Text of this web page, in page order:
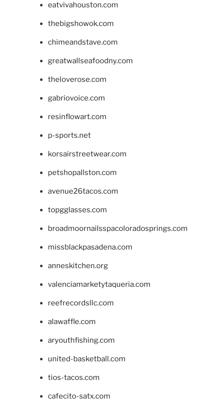
eatvivahouston.com
thebigshowok.com
chimeandstave.com
greatwallseafoodny.com
theloverose.com
gabriovoice.com
resinflowart.com
p-sports.net
korsairstreetwear.com
petshopallston.com
avenue26tacos.com
topgglasses.com
broadmoornailsspacoloradosprings.com
missblackpasadena.com
anneskitchen.org
valenciamarketytaqueria.com
reefrecordsllc.com
alawaffle.com
aryouthfishing.com
united-basketball.com
tios-tacos.com
cafecito-satx.com